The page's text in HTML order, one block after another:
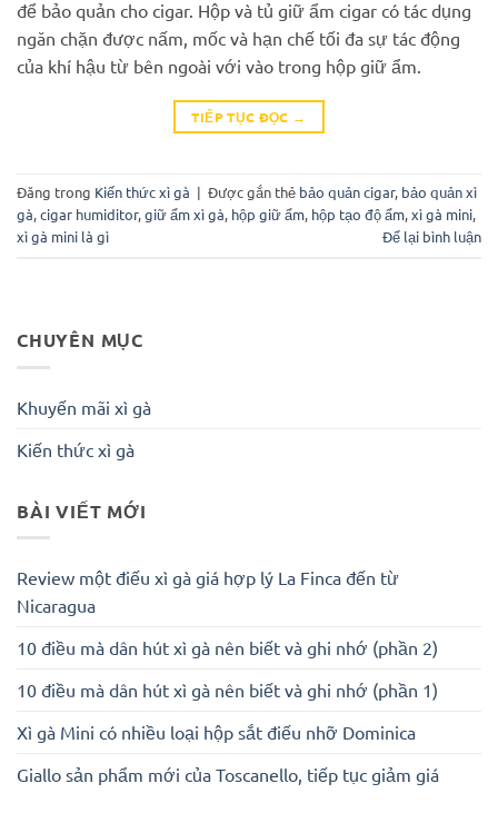
để bảo quản cho cigar. Hộp và tủ giữ ẩm cigar có tác dụng
ngăn chặn được nấm, mốc và hạn chế tối đa sự tác động
của khí hậu từ bên ngoài với vào trong hộp giữ ẩm.
TIẾP TỤC ĐỌC →
Đăng trong Kiến thức xì gà | Được gắn thẻ bảo quản cigar, bảo quản xì
gà,cigar humiditor,giữ ẩm xì gà, hộp giữ ẩm, hộp tạo độ ẩm,xì gà mini,
xì gà mini là gì
Để lại bình luận
CHUYÊN MỤC
Khuyến mãi xì gà
Kiến thức xì gà
BÀI VIẾT MỚI
Review một điếu xì gà giá hợp lý La Finca đến từ
Nicaragua
10 điều mà dân hút xì gà nên biết và ghi nhớ (phần 2)
10 điều mà dân hút xì gà nên biết và ghi nhớ (phần 1)
Xì gà Mini có nhiều loại hộp sắt điếu nhỡ Dominica
Giallo sản phẩm mới của Toscanello, tiếp tục giảm giá